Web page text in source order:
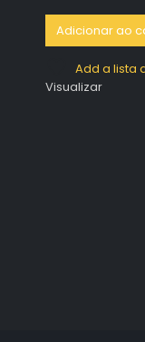
Adicionar ao
Add a lista
Visualizar